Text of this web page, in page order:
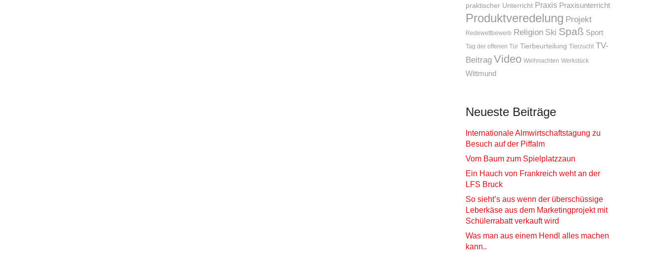
praktischer Unterricht Praxis Praxisunterricht
Produktveredelung Projekt
Redewettbewerb Religion Ski Spaß Sport
Tag der offenen Tür Tierbeurteilung Tierzucht TV-
Beitrag Video Weihnachten Werkstück
Wittmund
Neueste Beiträge
Internationale Almwirtschaftstagung zu
Besuch auf der Piffalm
Vom Baum zum Spielplatzzaun
Ein Hauch von Frankreich weht an der
LFS Bruck
So sieht’s aus wenn der überschüssige
Leberkäse aus dem Marketingprojekt mit
Schülerrabatt verkauft wird
Was man aus einem Hendl alles machen
kann..